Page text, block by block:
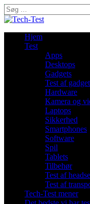
Søg
efter:
Hjem
Test
Apps
Desktops
Gadgets
Test af
Hardware
Kamera og
Laptops
Sikkerhed
Smartphones
Software
Spil
Tablets
Tilbehør
Test af
Test af
Tech-Test mener